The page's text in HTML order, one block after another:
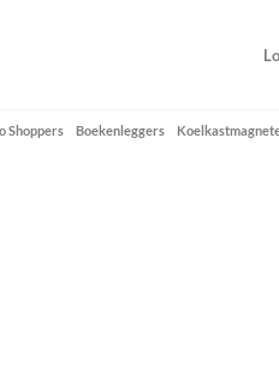
Shoppers Boekenleggers